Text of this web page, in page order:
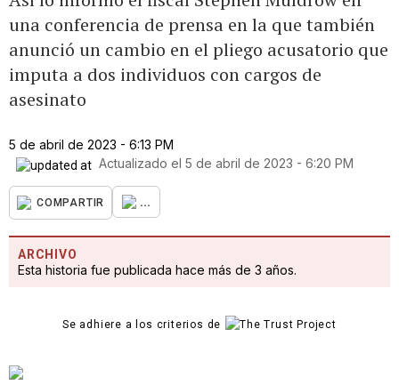
una conferencia de prensa en la que también
anunció un cambio en el pliego acusatorio que
imputa a dos individuos con cargos de
asesinato
5 de abril de 2023 - 6:13 PM
Actualizado el 5 de abril de 2023 - 6:20 PM
COMPARTIR ...
ARCHIVO
Esta historia fue publicada hace más de 3 años.
Se adhiere a los criterios de